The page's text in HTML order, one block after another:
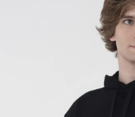
Калининградская область (1)